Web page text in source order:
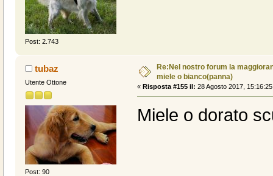
Post: 2.743
tubaz
Utente Ottone
Post: 90
Re:Nel nostro forum la
miele o bianco(panna)
« Risposta #155 il: 28 Agosto 2017,
Miele o dorato